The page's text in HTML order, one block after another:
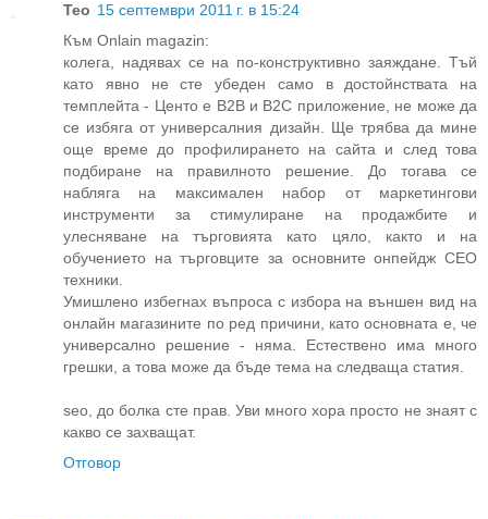
Тео 15 септември 2011 г. в 15:24
Към Onlain magazin:
колега, надявах се на по-конструктивно заяждане. Тъй
като явно не сте убеден само в достойнствата на
темплейта - Центо е В2В и В2С приложение, не може да
се избяга от универсалния дизайн. Ще трябва да мине
още време до профилирането на сайта и след това
подбиране на правилното решение. До тогава се
набляга на максимален набор от маркетингови
инструменти за стимулиране на продажбите и
улесняване на търговията като цяло, както и на
обучението на търговците за основните онпейдж СЕО
техники.
Умишлено избегнах въпроса с избора на външен вид на
онлайн магазините по ред причини, като основната е, че
универсално решение - няма. Естествено има много
грешки, а това може да бъде тема на следваща статия.
seo, до болка сте прав. Уви много хора просто не знаят с
какво се захващат.
Отговор